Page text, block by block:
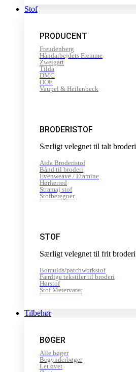
Stof
PRODUCENT
Freudenberg
Håndarbejdets Fremme
Zweigart
Tilda
DMC
OOE
Vaupel & Heilenbeck
BRODERISTOF
Særligt velegnet til talt broderi
Aida Broderistof
Bånd til broderi
Evenweave / Etamine
Hørlærred
Stramaj stof
Stofberegner
STOF
Særligt velegnet til frit broderi
Bomulds/patchworkstof
Færdige tekstiler til broderi
Hørstof
Stof Metervarer
Tilbehør
BØGER
Alle bøger
Begynderbøger
Let øvet